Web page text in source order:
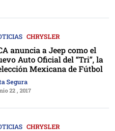
CHRYSLER
anuncia a Jeep como el
Auto Oficial del “Tri”, la
Mexicana de Fútbol
Segura
22 , 2017
CHRYSLER